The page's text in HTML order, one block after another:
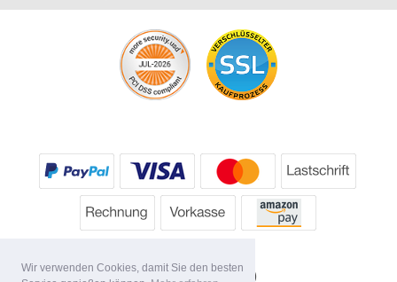
Wir verwenden Cookies, damit Sie den besten